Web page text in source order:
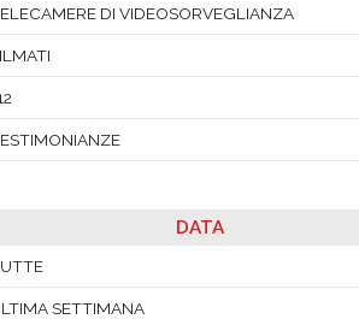
DI VIDEOSORVEGLIANZA
DATA
SETTIMANA